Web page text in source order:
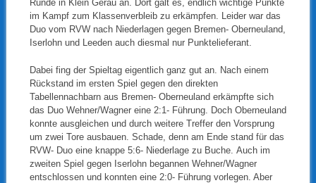
Runde in Klein Gerau an. Dort galt es, endlich wichtige Punkte
im Kampf zum Klassenverbleib zu erkämpfen. Leider war das
Duo vom RVW nach Niederlagen gegen Bremen- Oberneuland,
Iserlohn und Leeden auch diesmal nur Punktelieferant.
Dabei fing der Spieltag eigentlich ganz gut an. Nach einem
Rückstand im ersten Spiel gegen den direkten
Tabellennachbarn aus Bremen- Oberneuland erkämpfte sich
das Duo Wehner/Wagner eine 2:1- Führung. Doch Oberneuland
konnte ausgleichen und durch weitere Treffer den Vorsprung
um zwei Tore ausbauen. Schade, denn am Ende stand für das
RVW- Duo eine knappe 5:6- Niederlage zu Buche. Auch im
zweiten Spiel gegen Iserlohn begannen Wehner/Wagner
entschlossen und konnten eine 2:0- Führung vorlegen. Aber